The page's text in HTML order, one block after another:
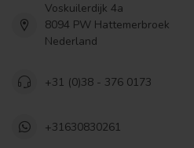
Voskuilerdijk 4a
8094 PW Hattemerbroek
Nederland
+31 (0)38 - 376 0173
+31630830261